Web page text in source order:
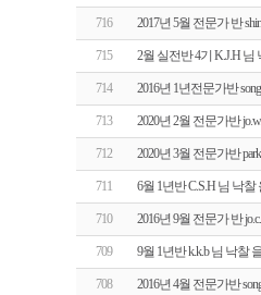
716 2017년 5월 전문가 반
715 2월 실전반 4기 K.J.H
714 2016년 1년전문가반
713 2020년 2월 전문가반
712 2020년 3월 전문가반
711 6월 1년반 C.S.H 님 낙
710 2016년 9월 전문가 반
709 9월 1년반 k.k.b 님 낙찰
708 2016년 4월 전문가반